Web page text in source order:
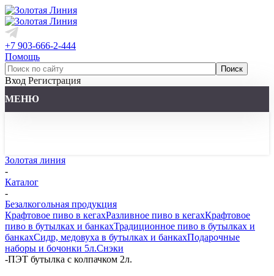
+7 903-666-2-444
Помощь
Вход Регистрация
МЕНЮ
Золотая линия
-
Каталог
-
Безалкогольная продукция
Крафтовое пиво в кегахРазливное пиво в кегахКрафтовое
пиво в бутылках и банкахТрадиционное пиво в бутылках и
банкахСидр, медовуха в бутылках и банкахПодарочные
наборы и бочонки 5л.Снэки
-ПЭТ бутылка с колпачком 2л.